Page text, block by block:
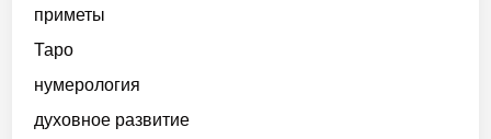
приметы
Таро
нумерология
духовное развитие